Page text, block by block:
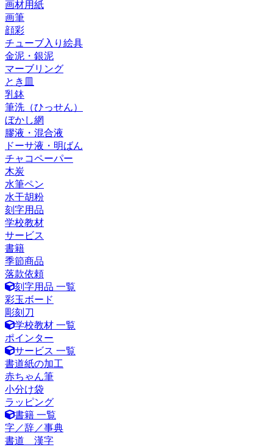
画材用紙
画筆
顔彩
チューブ入り絵具
金泥・銀泥
マーブリング
とき皿
乳鉢
筆洗（ひっせん）
ぼかし網
膠液・混合液
ドーサ液・明ばん
チャコペーパー
木炭
水筆ペン
水干胡粉
刻字用品
学校教材
サービス
書籍
季節商品
落款依頼
刻字用品 一覧
彩玉ボード
彫刻刀
学校教材 一覧
ポインター
サービス 一覧
書道紙の加工
赤ちゃん筆
小分け袋
ラッピング
書籍 一覧
字／辞／事典
書道 漢字